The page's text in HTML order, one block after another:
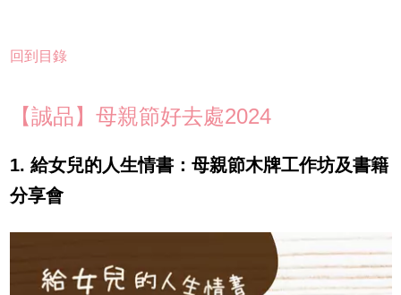
回到目錄
【誠品】母親節好去處2024
1. 給女兒的人生情書：母親節木牌工作坊及書籍
分享會